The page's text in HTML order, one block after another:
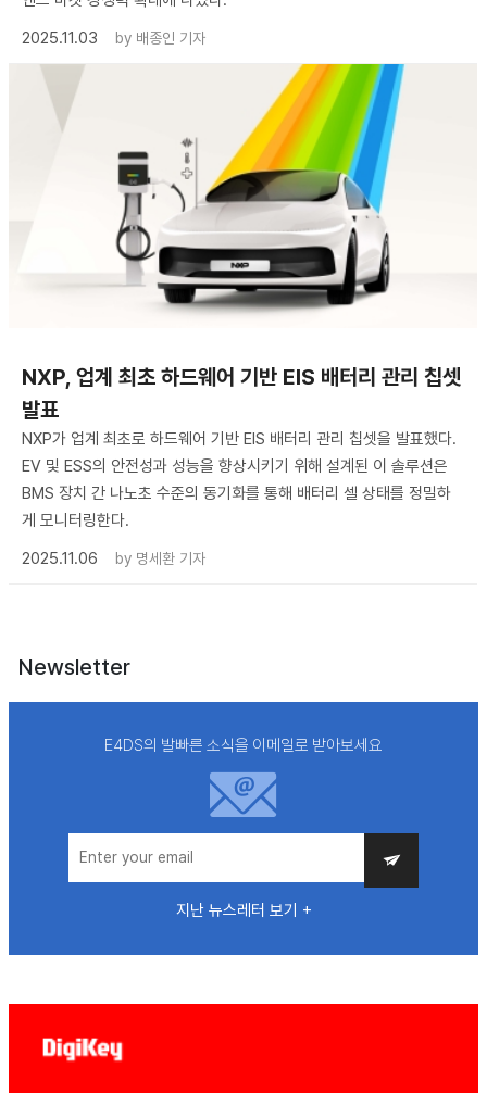
2025.11.03
by 배종인 기자
NXP, 업계 최초 하드웨어 기반 EIS 배터리 관리 칩셋
발표
NXP가 업계 최초로 하드웨어 기반 EIS 배터리 관리 칩셋을 발표했다.
EV 및 ESS의 안전성과 성능을 향상시키기 위해 설계된 이 솔루션은
BMS 장치 간 나노초 수준의 동기화를 통해 배터리 셀 상태를 정밀하
게 모니터링한다.
2025.11.06
by 명세환 기자
Newsletter
E4DS의 발빠른 소식을 이메일로 받아보세요
지난 뉴스레터 보기 +